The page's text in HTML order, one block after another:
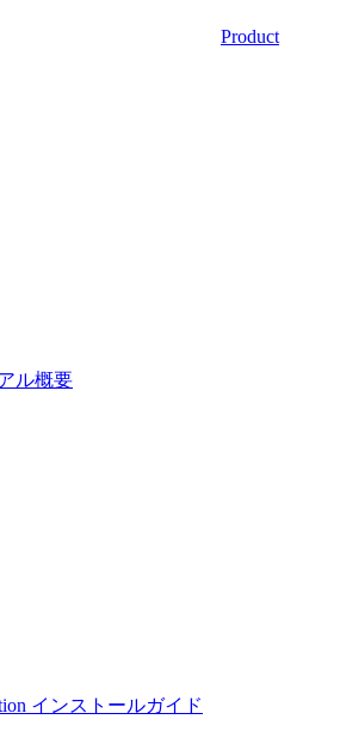
Product
ル概要
インストールガイド